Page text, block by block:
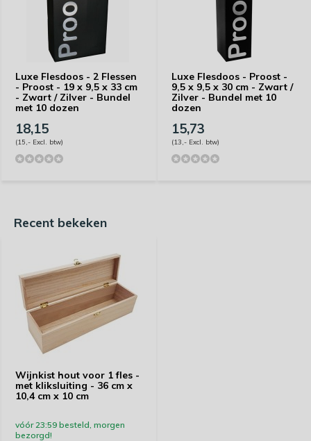
Luxe Flesdoos - 2 Flessen
- Proost - 19 x 9,5 x 33 cm
- Zwart / Zilver - Bundel
met 10 dozen
18,15
(15,- Excl. btw)
Luxe Flesdoos - Proost -
9,5 x 9,5 x 30 cm - Zwart /
Zilver - Bundel met 10
dozen
15,73
(13,- Excl. btw)
Recent bekeken
Wijnkist hout voor 1 fles -
met kliksluiting - 36 cm x
10,4 cm x 10 cm
vóór 23:59 besteld, morgen
bezorgd!